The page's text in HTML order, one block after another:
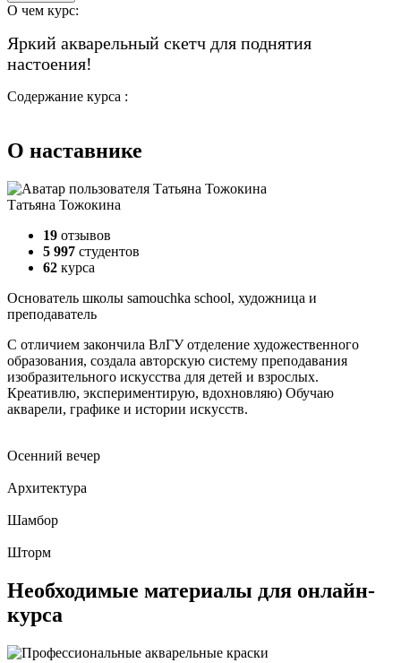
О чем курс:
Яркий акварельный скетч для поднятия
настоения!
Содержание курса :
О наставнике
Татьяна Тожокина
19 отзывов
5 997 студентов
62 курса
Основатель школы samouchka school, художница и
преподаватель
С отличием закончила ВлГУ отделение художественного
образования, создала авторскую систему преподавания
изобразительного искусства для детей и взрослых.
Креативлю, экспериментирую, вдохновляю) Обучаю
акварели, графике и истории искусств.
Осенний вечер
Архитектура
Шамбор
Шторм
Необходимые материалы для онлайн-
курса